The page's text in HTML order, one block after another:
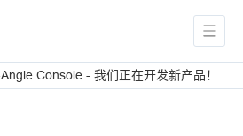
Angie Console - 我们正在开发新产品！